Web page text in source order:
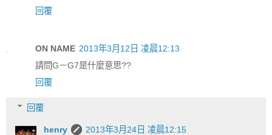
回覆
ON NAME 2013年3月12日 凌晨12:13
請問G－G7是什麼意思??
回覆
回覆
henry
2013年3月24日 凌晨12:15